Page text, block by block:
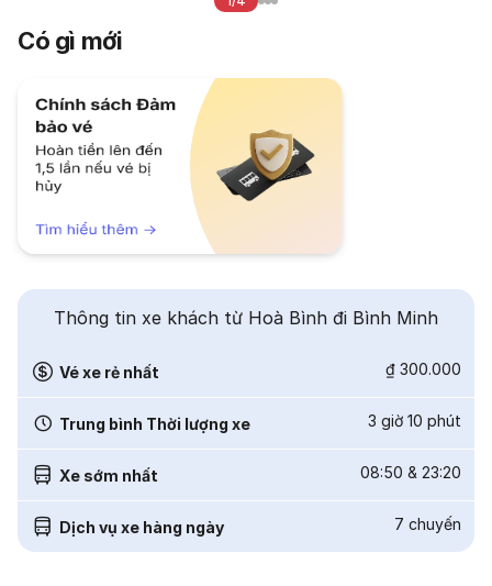
Có gì mới
Thông tin xe khách từ Hoà Bình đi Bình Minh
Vé xe rẻ nhất ₫ 300.000
Trung bình Thời lượng xe 3 giờ 10 phút
Xe sớm nhất 08:50 & 23:20
Dịch vụ xe hàng ngày 7 chuyến